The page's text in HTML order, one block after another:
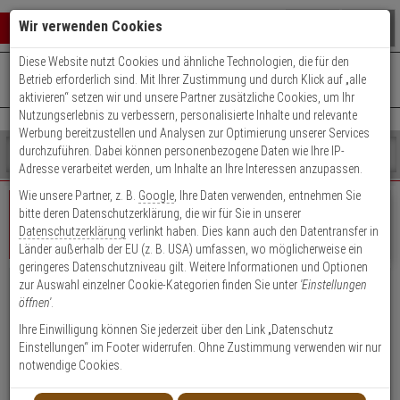
Warenkorb schließen
0 ARTIKEL IM WARENKORB
Ihr Warenkorb ist momentan leer.
Ergebnisse ()
Fertig
Shop
durchsuchen
Bitte
geben
Sie
mindestens
Zeichen
ein,
um
Suche
Es
wurde
noch
Kategorien
Suche
gestartet
+49 (0)821 899 493-0Mo. - Do.: 8:00 - 16:30 | Fr.: 8:00 - 14:00 Uhr
Kontaktservice nutzen
Geschäftskunde Privatkunde Login
Vorteile für Geschäftskunden, Händler &
Attraktive Einkaufspreise, Rabatte und Zahlungskonditionen
Kauf auf Rechnung (nach positiver Bonitätsauskunft)
Persönliche Ansprechpartner durch Key Account Manager/Techniker
Wir verwenden Cookies
Diese Website nutzt Cookies und ähnliche Technologien, die für den
Betrieb erforderlich sind. Mit Ihrer Zustimmung und durch Klick auf „alle
aktivieren“ setzen wir und unsere Partner zusätzliche Cookies, um Ihr
Nutzungserlebnis zu verbessern, personalisierte Inhalte und relevante
Werbung bereitzustellen und Analysen zur Optimierung unserer Services
durchzuführen. Dabei können personenbezogene Daten wie Ihre IP-
Adresse verarbeitet werden, um Inhalte an Ihre Interessen anzupassen.
Wie unsere Partner, z. B. Google , Ihre Daten verwenden, entnehmen Sie
bitte deren Datenschutzerklärung, die wir für Sie in unserer
Datenschutzerklärung verlinkt haben. Dies kann auch den Datentransfer in
Länder außerhalb der EU (z. B. USA) umfassen, wo möglicherweise ein
geringeres Datenschutzniveau gilt. Weitere Informationen und Optionen
zur Auswahl einzelner Cookie-Kategorien finden Sie unter 'Einstellungen
öffnen'.
Ihre Einwilligung können Sie jederzeit über den Link „Datenschutz
Einstellungen“ im Footer widerrufen. Ohne Zustimmung verwenden wir nur
notwendige Cookies.